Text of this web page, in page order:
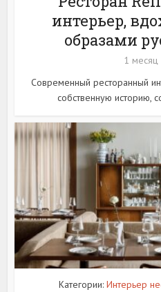
интерьер,
образами
1 месяц
Современный ресторанный
собственную историю,
Категории: Интерьер